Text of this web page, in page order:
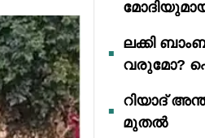
ലക്കി
വരുമോ?
റിയാദ്
മുതൽ